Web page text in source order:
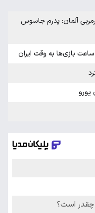
آلمان: پدرم جاسوس
یورو